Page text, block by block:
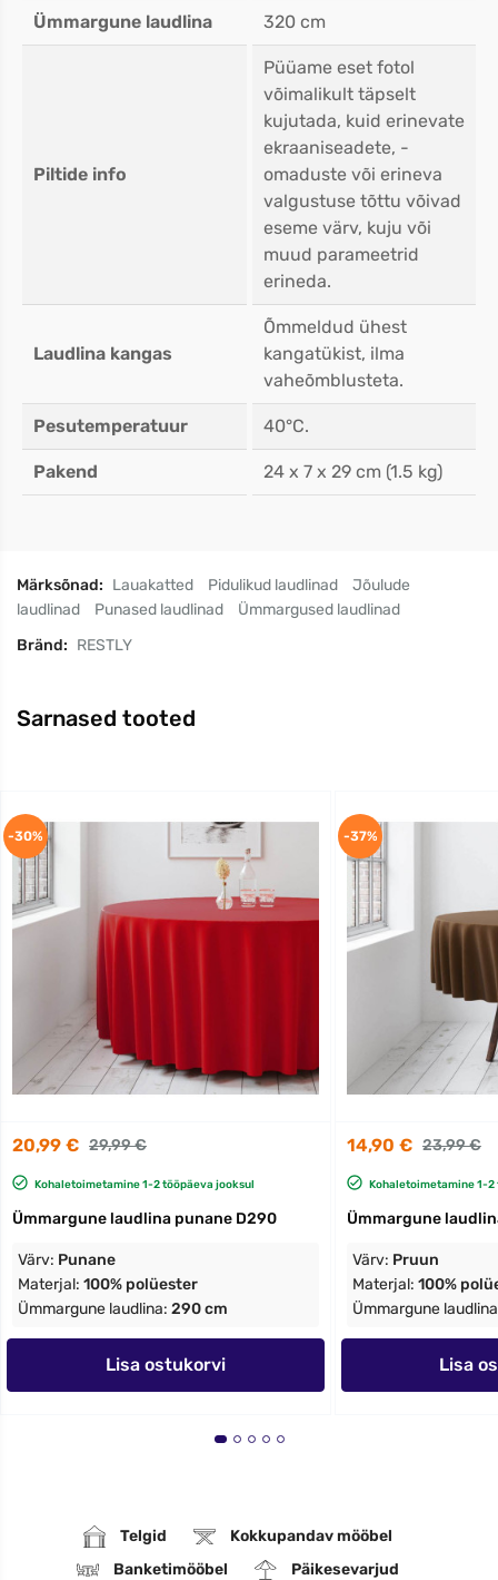
Ümmargune laudlina 320 cm
Piltide info
Püüame eset fotol
võimalikult täpselt
kujutada, kuid erinevate
ekraaniseadete, -
omaduste või erineva
valgustuse tõttu võivad
eseme värv, kuju või
muud parameetrid
erineda.
Laudlina kangas
Õmmeldud ühest
kangatükist, ilma
vaheõmblusteta.
Pesutemperatuur 40°C.
Pakend 24 x 7 x 29 cm (1.5 kg)
Märksõnad: Lauakatted Pidulikud laudlinad
Jõulude
laudlinad
Punased laudlinad
Ümmargused laudlinad
Bränd: RESTLY
Sarnased tooted
20,99 € 29,99 €
Kohaletoimetamine 1-2 tööpäeva jooksul
Ümmargune laudlina punane D290
Värv: Punane
Materjal: 100% polüester
Ümmargune laudlina: 290 cm
Lisa ostukorvi
-30%
14,90 € 23,99 €
Kohaletoimetamine 1-
Ümmargune
Värv: Pruun
Materjal: 100%
Ümmargune
Lisa
-37%
Telgid
Kokkupandav mööbel
Banketimööbel
Päikesevarjud